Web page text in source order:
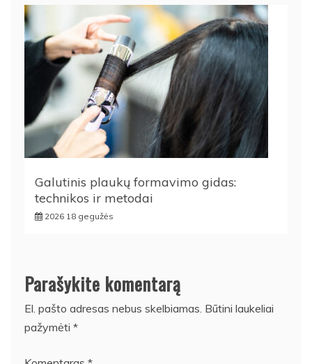
Galutinis plaukų formavimo gidas:
technikos ir metodai
2026 18 gegužės
Parašykite komentarą
El. pašto adresas nebus skelbiamas. Būtini laukeliai
pažymėti *